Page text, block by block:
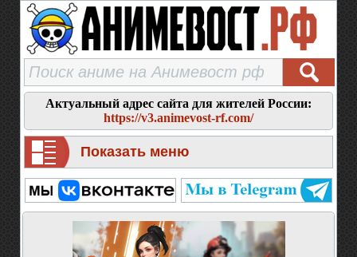
Актуальный адрес сайта для жителей России:
https://v3.animevost-rf.com/
Показать меню